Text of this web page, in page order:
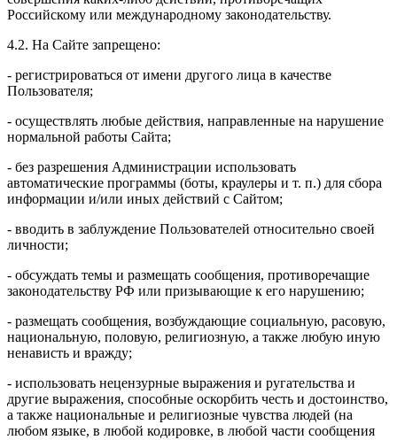
Российскому или международному законодательству.
4.2. На Сайте запрещено:
- регистрироваться от имени другого лица в качестве
Пользователя;
- осуществлять любые действия, направленные на нарушение
нормальной работы Сайта;
- без разрешения Администрации использовать
автоматические программы (боты, краулеры и т. п.) для сбора
информации и/или иных действий с Сайтом;
- вводить в заблуждение Пользователей относительно своей
личности;
- обсуждать темы и размещать сообщения, противоречащие
законодательству РФ или призывающие к его нарушению;
- размещать сообщения, возбуждающие социальную, расовую,
национальную, половую, религиозную, а также любую иную
ненависть и вражду;
- использовать нецензурные выражения и ругательства и
другие выражения, способные оскорбить честь и достоинство,
а также национальные и религиозные чувства людей (на
любом языке, в любой кодировке, в любой части сообщения